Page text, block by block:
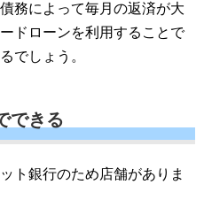
務によって毎月の返済が大
ドローンを利用することで
でしょう。
できる
ト銀行のため店舗がありま